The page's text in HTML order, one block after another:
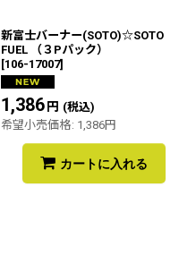
新富士バーナー(SOTO)☆SOTO
FUEL （３Pパック）
[106-17007]
1,386円 (税込)
希望小売価格: 1,386円
カートに入れる